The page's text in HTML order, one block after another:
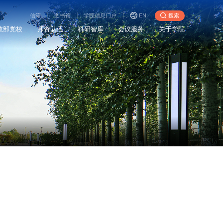
信箱 图书馆 学院信息门户 EN 搜索
部党校 师资队伍 科研智库 会议服务 关于学院